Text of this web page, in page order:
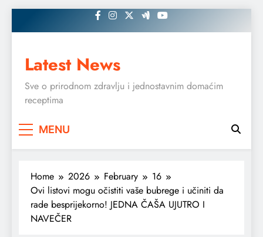
to
Latest News
Sve o prirodnom zdravlju i jednostavnim domaćim
receptima
MENU
Home 2026 February
16
Ovi listovi mogu očistiti vaše bubrege i učiniti da
rade besprijekorno! JEDNA ČAŠA UJUTRO I
NAVEČER